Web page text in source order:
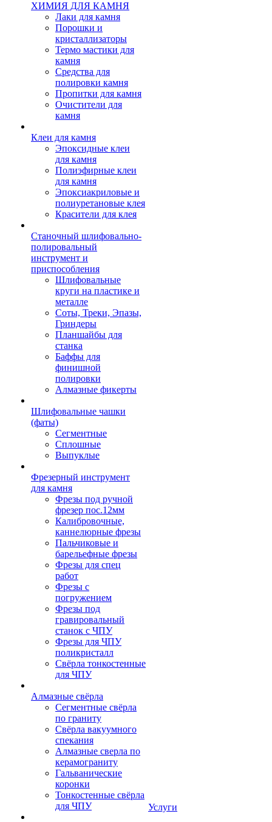
ХИМИЯ ДЛЯ КАМНЯ
Лаки для камня
Порошки и
кристаллизаторы
Термо мастики для
камня
Средства для
полировки камня
Пропитки для камня
Очистители для
камня
Клеи для камня
Эпоксидные клеи
для камня
Полиэфирные клеи
для камня
Эпоксиакриловые и
полиуретановые клея
Красители для клея
Станочный шлифовально-
полировальный
инструмент и
приспособления
Шлифовальные
круги на пластике и
металле
Соты, Треки, Эпазы,
Гриндеры
Планшайбы для
станка
Баффы для
финишной
полировки
Алмазные фикерты
Шлифовальные чашки
(фаты)
Сегментные
Сплошные
Выпуклые
Фрезерный инструмент
для камня
Фрезы под ручной
фрезер пос.12мм
Калибровочные,
каннелюрные фрезы
Пальчиковые и
барельефные фрезы
Фрезы для спец
работ
Фрезы с
погружением
Фрезы под
гравировальный
станок с ЧПУ
Фрезы для ЧПУ
поликристалл
Свёрла тонкостенные
для ЧПУ
Алмазные свёрла
Сегментные свёрла
по граниту
Свёрла вакуумного
спекания
Алмазные сверла по
керамограниту
Гальванические
коронки
Тонкостенные свёрла
для ЧПУ
Услуги